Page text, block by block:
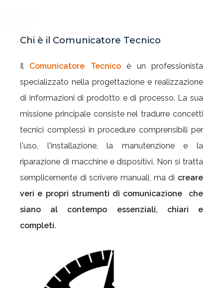
Chi è il Comunicatore Tecnico
Il Comunicatore Tecnicoè un professionista
specializzato nella progettazione e realizzazione
di informazioni di prodotto e di processo. La sua
missione principale consiste nel tradurre concetti
tecnici complessi in procedure comprensibili per
l'uso, l'installazione, la manutenzione e la
riparazione di macchine e dispositivi. Non si tratta
semplicemente di scrivere manuali, ma di creare
veri e propri strumenti di comunicazione che
siano al contempo essenziali, chiari e
completi.